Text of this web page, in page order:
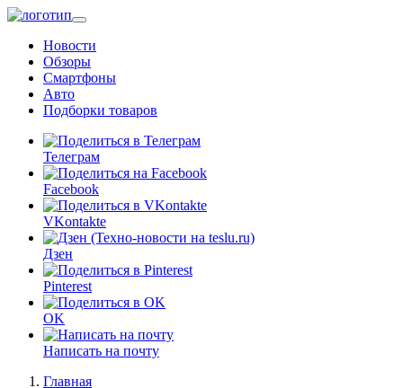
Перейти
основному
содержанию
Новости
Обзоры
Смартфоны
Авто
Подборки товаров
Телеграм
Facebook
VKontakte
Дзен
Pinterest
OK
Написать на почту
Главная